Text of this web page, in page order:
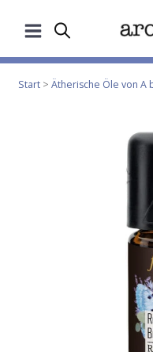
Inhalt
Start> Ätherische Öle von A